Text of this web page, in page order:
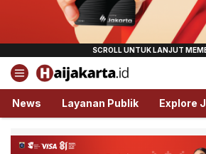
Haijakarta.id
Semua Tentang Jakarta Ada
News Layanan Publik Explore